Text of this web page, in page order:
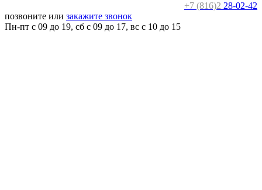
+7 (816)2 28-02-42
позвоните или закажите звонок
Пн-пт с 09 до 19, сб с 09 до 17, вс c 10 до 15